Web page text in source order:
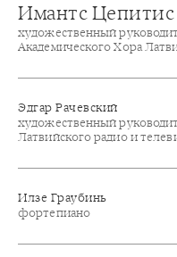
Имантс Цепитис
художественный
Академического Хора
Эдгар Рачевский
художественный
Латвийского радио и
Илзе Граубинь
фортепиано